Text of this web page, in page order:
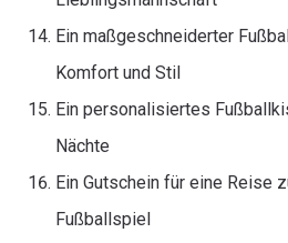
Ein maßgeschneiderter
Komfort und Stil
Ein personalisiertes
Nächte
Ein Gutschein für eine Reise
Fußballspiel